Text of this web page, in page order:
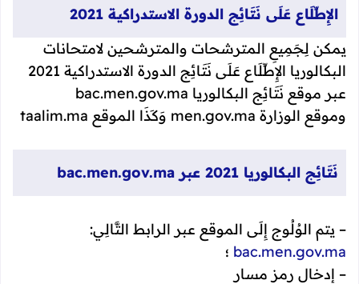
الإِطِّلَاع عَلَى نَتَائِج الدورة الاستدراكية 2021
يمكن لِجَمِيعِ المترشحات والمترشحين لامتحانات
البكالوريا الإِطِّلَاع عَلَى نَتَائِج الدورة الاستدراكية 2021
عبر موقع نَتَائِج البكالوريا bac.men.gov.ma
وموقع الوزارة men.gov.ma وَكَذَا الموقع taalim.ma
نَتَائِج البكالوريا 2021 عبر bac.men.gov.ma
– يتم الوُلُوج إِلَى الموقع عبر الرابط التَّالِي:
bac.men.gov.ma ؛
– إدخال رمز مسار